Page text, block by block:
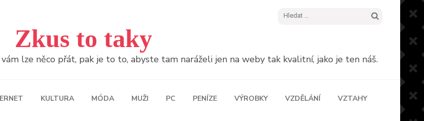
Vyhledávání
Zkus to taky
lze něco přát, pak je to to, abyste tam naráželi jen na weby tak kvalitní, jako je ten náš.
KULTURA MÓDA MUŽI PC PENÍZE VÝROBKY VZDĚLÁNÍ VZTAHY